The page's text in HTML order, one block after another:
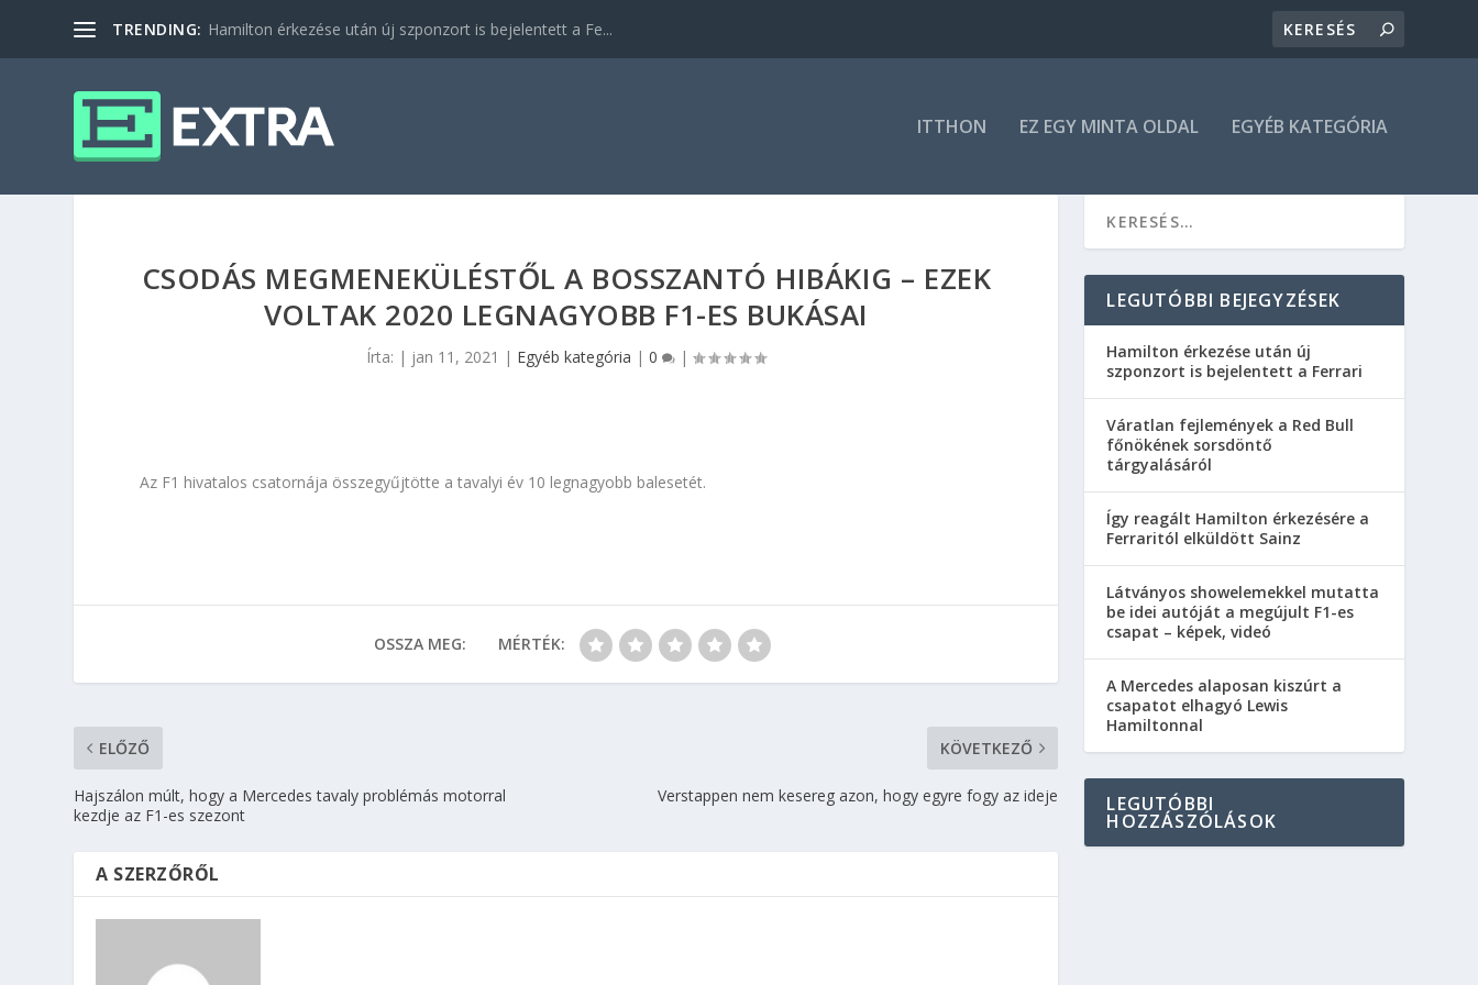
TRENDING: Hamilton érkezése után új szponzort is bejelentett a Fe...
ITTHON EZ EGY MINTA OLDAL EGYÉB KATEGÓRIA
CSODÁS MEGMENEKÜLÉSTŐL A BOSSZANTÓ HIBÁKIG – EZEK
VOLTAK 2020 LEGNAGYOBB F1-ES BUKÁSAI
Írta: | jan 11, 2021 | Egyéb kategória |0 |
Az F1 hivatalos csatornája összegyűjtötte a tavalyi év 10 legnagyobb balesetét.
OSSZA MEG: MÉRTÉK:
ELŐZŐ
Hajszálon múlt, hogy a Mercedes tavaly problémás motorral
kezdje az F1-es szezont
KÖVETKEZŐ
Verstappen nem kesereg azon, hogy egyre fogy az ideje
A SZERZŐRŐL
LEGUTÓBBI BEJEGYZÉSEK
Hamilton érkezése után új
szponzort is bejelentett a Ferrari
Váratlan fejlemények a Red Bull
főnökének sorsdöntő
tárgyalásáról
Így reagált Hamilton érkezésére a
Ferraritól elküldött Sainz
Látványos showelemekkel mutatta
be idei autóját a megújult F1-es
csapat – képek, videó
A Mercedes alaposan kiszúrt a
csapatot elhagyó Lewis
Hamiltonnal
LEGUTÓBBI
HOZZÁSZÓLÁSOK